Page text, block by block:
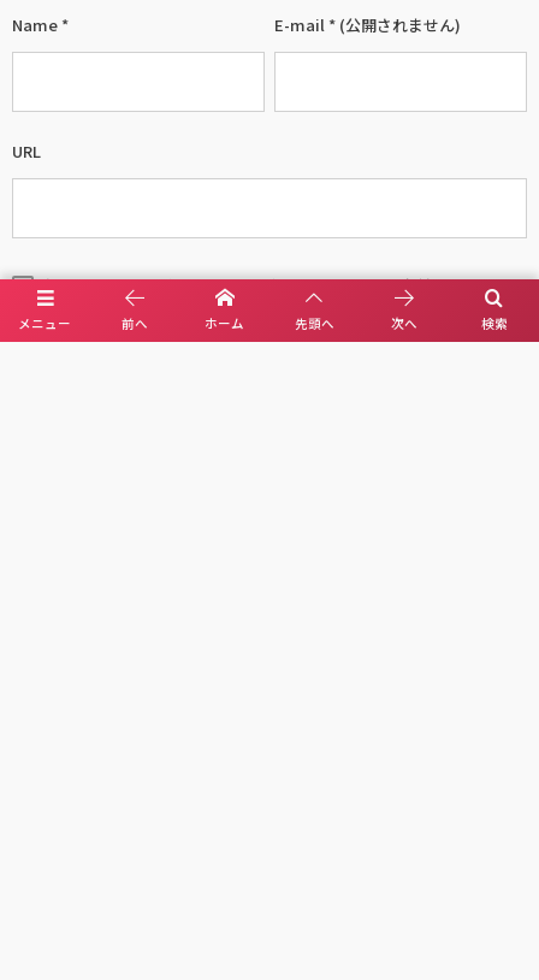
Name * E-mail * (公開されません)
URL
次回のコメントで使用するためブラウザーに自分の名前、メールアド
レス、サイトを保存する。
メニュー 検索
前へ ホーム 先頭へ 次へ